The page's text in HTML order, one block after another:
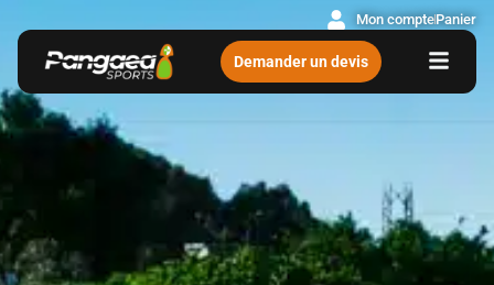
Mon comptePanier
Demander un devis